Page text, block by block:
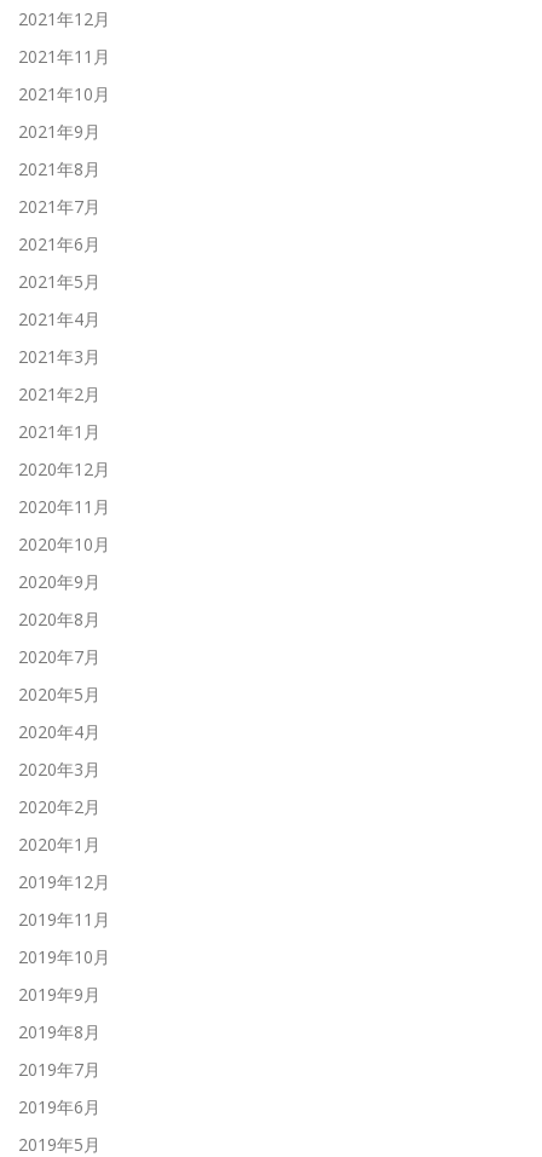
2021年12月
2021年11月
2021年10月
2021年9月
2021年8月
2021年7月
2021年6月
2021年5月
2021年4月
2021年3月
2021年2月
2021年1月
2020年12月
2020年11月
2020年10月
2020年9月
2020年8月
2020年7月
2020年5月
2020年4月
2020年3月
2020年2月
2020年1月
2019年12月
2019年11月
2019年10月
2019年9月
2019年8月
2019年7月
2019年6月
2019年5月